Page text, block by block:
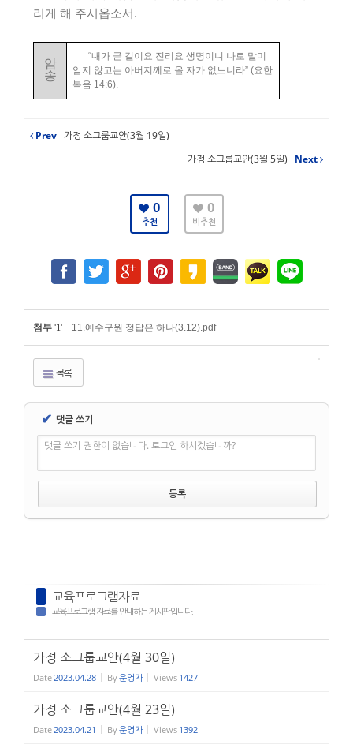
리게 해 주시옵소서.
암
송
“내가 곧 길이요 진리요 생명이니 나로 말미
암지 않고는 아버지께로 올 자가 없느니라” (요한
복음 14:6).
Prev 가정 소그룹교안(3월 19일)
가정 소그룹교안(3월 5일)
Next
0
추천
0
비추천
첨부 '1' 11.예수구원 정답은 하나(3.12).pdf
목록
✔ 댓글 쓰기
댓글 쓰기 권한이 없습니다. 로그인 하시겠습니까?
교육프로그램자료
교육프로그램 자료를 안내하는 게시판입니다.
가정 소그룹교안(4월 30일)
Date2023.04.28 By운영자 Views 1427
가정 소그룹교안(4월 23일)
Date2023.04.21 By운영자 Views 1392